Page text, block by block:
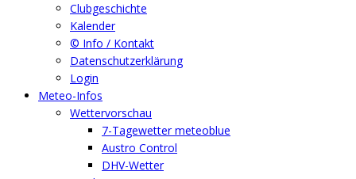
Clubgeschichte
Kalender
© Info / Kontakt
Datenschutzerklärung
Login
Meteo-Infos
Wettervorschau
7-Tagewetter meteoblue
Austro Control
DHV-Wetter